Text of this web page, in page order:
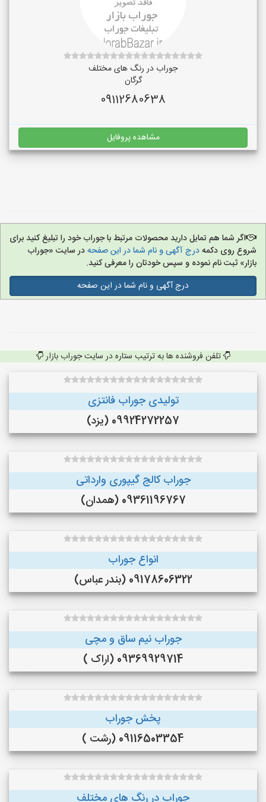
جوراب در رنگ‌ های مختلف
گرگان
09112680638
مشاهده پروفایل
اگر شما هم تمایل دارید محصولات مرتبط با جوراب خود را تبلیغ کنید برای
شروع روی دکمهدرج آگهی و نام شما در این صفحهدر سایت «جوراب
بازار» ثبت نام نموده و سپس خودتان را معرفی کنید.
درج آگهی و نام شما در این صفحه
تلفن فروشنده ها به ترتیب ستاره در سایت جوراب بازار
تولیدی جوراب فانتزی
09924272257 (یزد)
جوراب کالج گیپوری وارداتی
09361196767 (همدان)
انواع جوراب
09178606322 (بندر عباس)
جوراب نیم ساق و مچی
09369929714 (اراک )
پخش جوراب
09116503354 (رشت )
جوراب در رنگ‌ های مختلف